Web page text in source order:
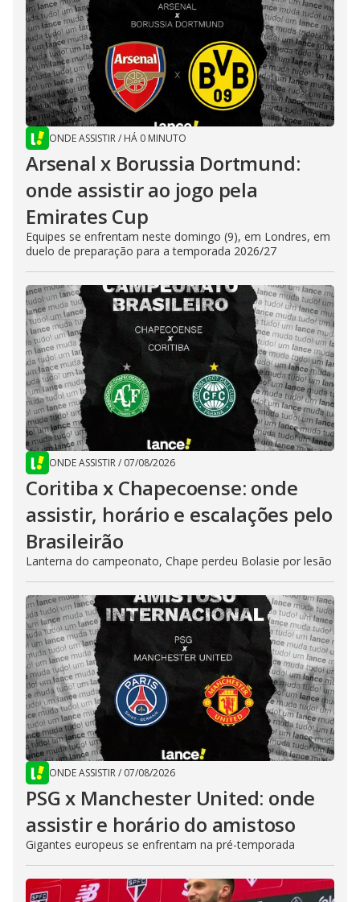
ONDE ASSISTIR/ HÁ 0 MINUTO
Arsenal x Borussia Dortmund:
onde assistir ao jogo pela
Emirates Cup
Equipes se enfrentam neste domingo (9), em Londres, em
duelo de preparação para a temporada 2026/27
ONDE ASSISTIR/ 07/08/2026
Coritiba x Chapecoense: onde
assistir, horário e escalações pelo
Brasileirão
Lanterna do campeonato, Chape perdeu Bolasie por lesão
ONDE ASSISTIR/ 07/08/2026
PSG x Manchester United: onde
assistir e horário do amistoso
Gigantes europeus se enfrentam na pré-temporada